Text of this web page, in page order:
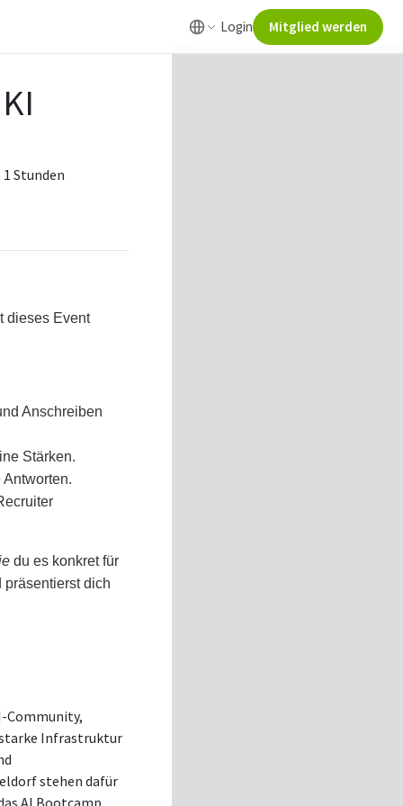
Login Mitglied werden
1 Stunden
dieses Event
Anschreiben
Stärken.
du es konkret für
präsentierst dich
Community,
Infrastruktur
stehen dafür
AI Bootcamp,